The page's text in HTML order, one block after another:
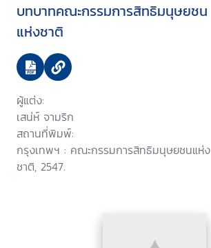
บทบาทคณะกรรมการสิทธิมนุษยชน
แห่งชาติ
ผู้แต่ง:
เสน่ห์ จามริก
สถานที่พิมพ์:
กรุงเทพฯ : คณะกรรมการสิทธิมนุษยชนแห่ง
ชาติ, 2547.